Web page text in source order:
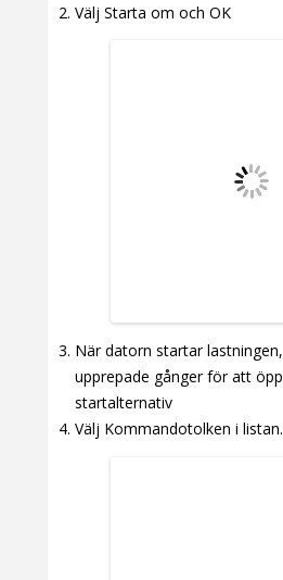
Välj Starta om och OK
När datorn startar
upprepade gånger för att
startalternativ
Välj Kommandotolken i listan.